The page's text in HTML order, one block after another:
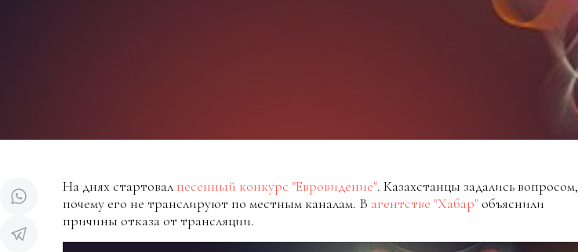
На днях стартовалпесенный конкурс "Евровидение". Казахстанцы задались вопросом,
почему его не транслируют по местным каналам. В агентстве "Хабар" объяснили
причины отказа от трансляции.